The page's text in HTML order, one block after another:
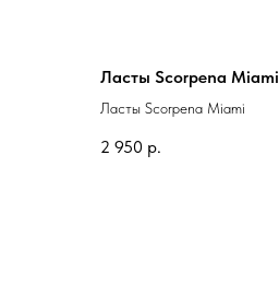
Ласты Scorpena Miami
Ласты Scorpena Miami
2 950 р.